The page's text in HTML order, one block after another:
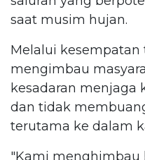
saat musim hujan.
Melalui kesempatan
mengimbau
kesadaran menjaga
dan tidak
terutama ke dalam
"Kami menghimbau